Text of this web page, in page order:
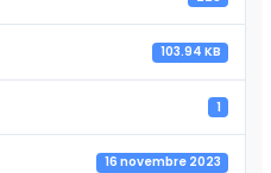
103.94 KB
1
16 novembre 2023